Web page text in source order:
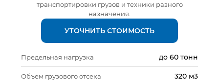
транспортировки грузов и техники разного
назначения.
УТОЧНИТЬ СТОИМОСТЬ
Предельная нагрузка до 60 тонн
Объем грузового отсека 320 м3